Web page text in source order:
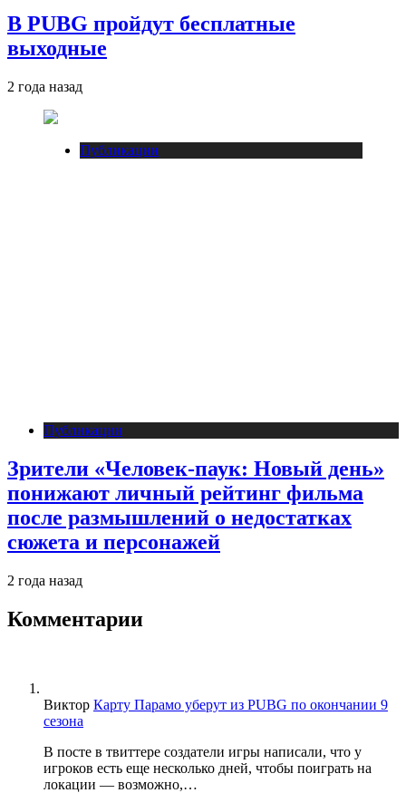
В PUBG пройдут бесплатные
выходные
2 года назад
Публикации
Публикации
Зрители «Человек-паук: Новый день»
понижают личный рейтинг фильма
после размышлений о недостатках
сюжета и персонажей
2 года назад
Комментарии
Виктор Карту Парамо уберут из PUBG по окончании 9
сезона
В посте в твиттере создатели игры написали, что у
игроков есть еще несколько дней, чтобы поиграть на
локации — возможно,…